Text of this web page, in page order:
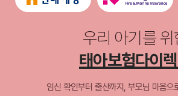
우리 아기를 위
태아보험다이
임신 확인부터 출산까지, 부모님 마음으